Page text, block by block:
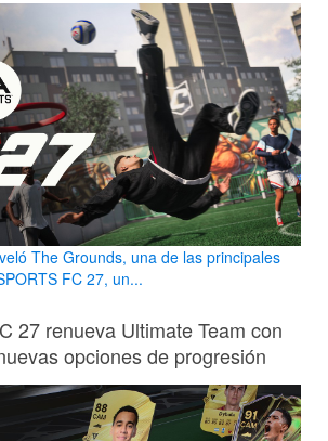
The Grounds, una de las principales
FC 27, un...
27 renueva Ultimate Team con
opciones de progresión